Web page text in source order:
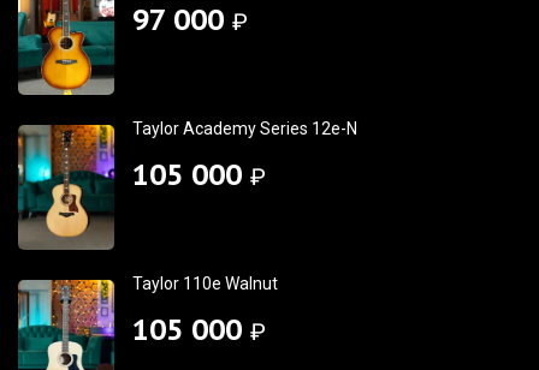
97 000 ₽
Taylor Academy Series 12e-N
105 000 ₽
Taylor 110e Walnut
105 000 ₽